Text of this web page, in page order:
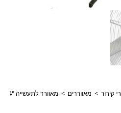
> מאווררים > מאוורר לתעשייה "24 עמוד/תלייה גלאון תוצרת הארץ